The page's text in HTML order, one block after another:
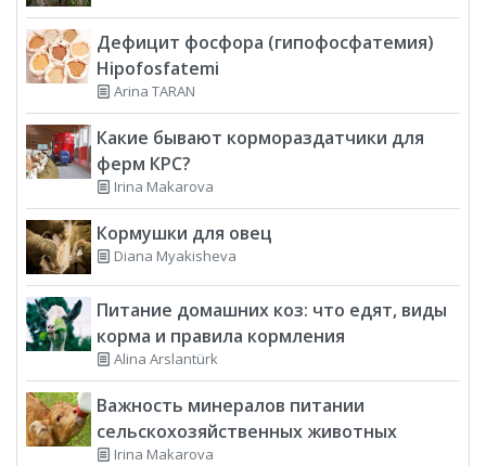
Дефицит фосфора (гипофосфатемия)
Hipofosfatemi
Arina TARAN
Какие бывают кормораздатчики для
ферм КРС?
Irina Makarova
Кормушки для овец
Diana Myakisheva
Питание домашних коз: что едят, виды
корма и правила кормления
Alina Arslantürk
Важность минералов питании
сельскохозяйственных животных
Irina Makarova